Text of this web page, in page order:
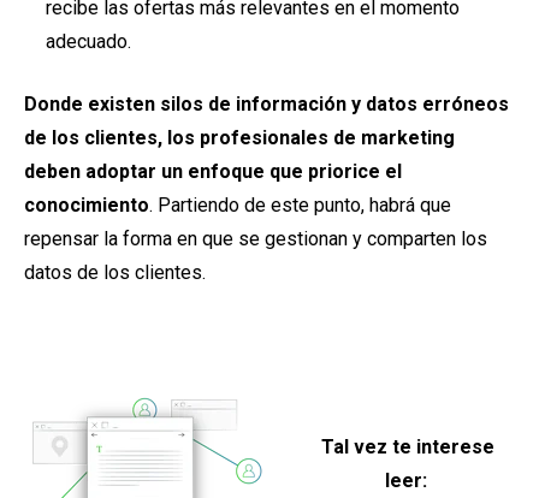
recibe las ofertas más relevantes en el momento
adecuado.
Donde existen silos de información y datos erróneos
de los clientes, los profesionales de marketing
deben adoptar un enfoque que priorice el
conocimiento. Partiendo de este punto, habrá que
repensar la forma en que se gestionan y comparten los
datos de los clientes.
Tal vez te interese
leer: